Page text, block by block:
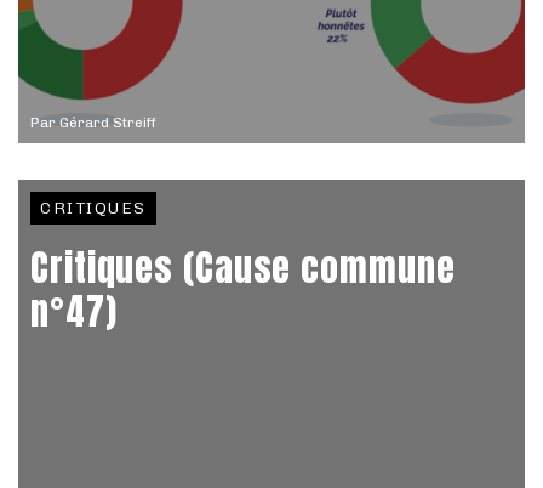
Par Gérard Streiff
CRITIQUES
Critiques (Cause commune
n°47)